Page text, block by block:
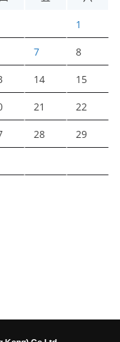
1
7 8
14 15
21 22
28 29